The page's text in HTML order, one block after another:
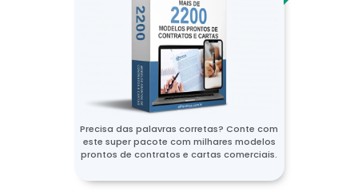
Precisa das palavras corretas? Conte com
este super pacote com milhares modelos
prontos de contratos e cartas comerciais.